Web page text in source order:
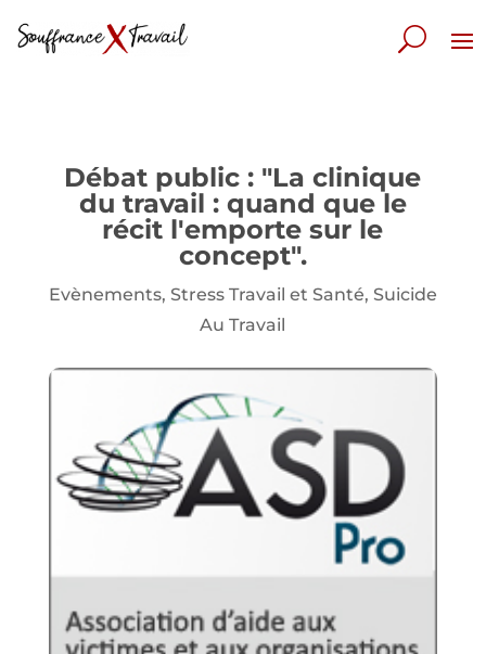
Débat public : "La clinique
du travail : quand que le
récit l'emporte sur le
concept".
Evènements, Stress Travail et Santé, Suicide
Au Travail